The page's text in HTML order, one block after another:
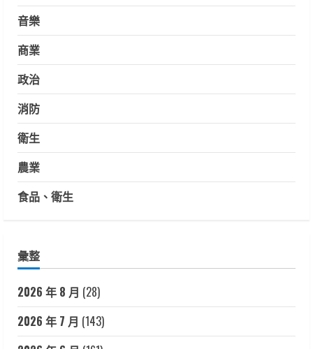
音樂
商業
政治
消防
衛生
農業
食品、衛生
彙整
2026 年 8 月 (28)
2026 年 7 月 (143)